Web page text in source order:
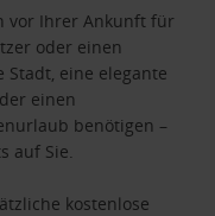
vor Ihrer Ankunft für
oder einen
Stadt, eine elegante
einen
benötigen –
auf Sie.
kostenlose